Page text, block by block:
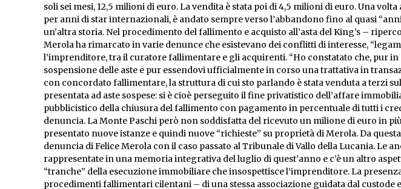
soli sei mesi, 12,5 milioni di euro. La vendita è stata poi di 4,5 milioni di euro. Una volta
per anni di star internazionali, è andato sempre verso l’abbandono fino al quasi
un’altra storia. Nel procedimento del fallimento e acquisto all’asta del King’s –
Merola ha rimarcato in varie denunce che esistevano dei conflitti di interesse,
l’imprenditore, tra il curatore fallimentare e gli acquirenti. “Ho constatato che, pur in
sospensione delle aste e pur essendovi ufficialmente in corso una trattativa in
con concordato fallimentare, la struttura di cui sto parlando è stata venduta a terzi
presentata ad aste sospese: si è cioè perseguito il fine privatistico dell’affare
pubblicistico della chiusura del fallimento con pagamento in percentuale di tutti i
denuncia. La Monte Paschi però non soddisfatta del ricevuto un milione di euro in
presentato nuove istanze e quindi nuove “richieste” su proprietà di Merola. Da
denuncia di Felice Merola con il caso passato al Tribunale di Vallo della Lucania. Le
rappresentate in una memoria integrativa del luglio di quest’anno e c’è un altro
“tranche” della esecuzione immobiliare che insospettisce l’imprenditore. La
procedimenti fallimentari cilentani – di una stessa associazione guidata dal custode